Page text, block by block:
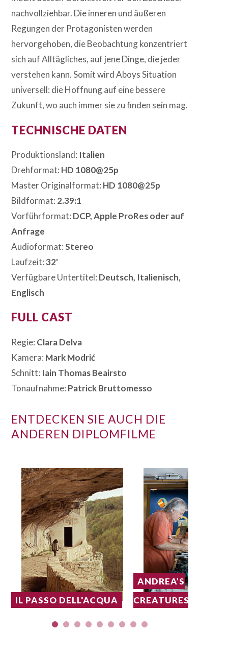
nachvollziehbar. Die inneren und äußeren
Regungen der Protagonisten werden
hervorgehoben, die Beobachtung konzentriert
sich auf Alltägliches, auf jene Dinge, die jeder
verstehen kann. Somit wird Aboys Situation
universell: die Hoffnung auf eine bessere
Zukunft, wo auch immer sie zu finden sein mag.
TECHNISCHE DATEN
Produktionsland: Italien
Drehformat: HD 1080@25p
Master Originalformat: HD 1080@25p
Bildformat: 2.39:1
Vorführformat: DCP, Apple ProRes oder auf
Anfrage
Audioformat:Stereo
Laufzeit:32'
Verfügbare Untertitel: Deutsch, Italienisch,
Englisch
FULL CAST
Regie: Clara Delva
Kamera: Mark Modrić
Schnitt: Iain Thomas Beairsto
Tonaufnahme: Patrick Bruttomesso
ENTDECKEN SIE AUCH DIE
ANDEREN DIPLOMFILME
IL PASSO DELL'ACQUA
ANDREA’S
CREATURES